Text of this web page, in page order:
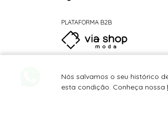
PLATAFORMA B2B
Nós salvamos o seu histórico
esta condição. Conheça nossa